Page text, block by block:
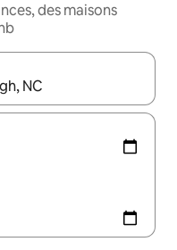
des maisons
les flèches vers le